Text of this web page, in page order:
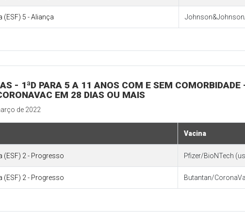
(ESF) 5 - Aliança
- 1ªD PARA 5 A 11 ANOS COM E SEM
EM 28 DIAS OU MAIS
de 2022
Vacina
(ESF) 2 - Progresso Pfizer/BioNTech
(ESF) 2 - Progresso Butantan/